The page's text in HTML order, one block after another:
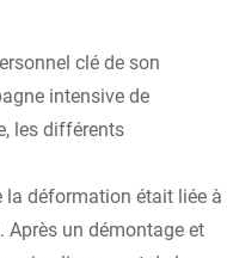
clé de son
intensive de
les différents
la déformation était liée à
Après un démontage et